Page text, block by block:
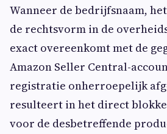
Wanneer de bedrijfsnaam,
de rechtsvorm in de
exact overeenkomt met de
Amazon Seller Central-
registratie onherroepelijk
resulteert in het direct
voor de desbetreffende